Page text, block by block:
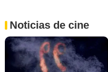
Noticias de cine